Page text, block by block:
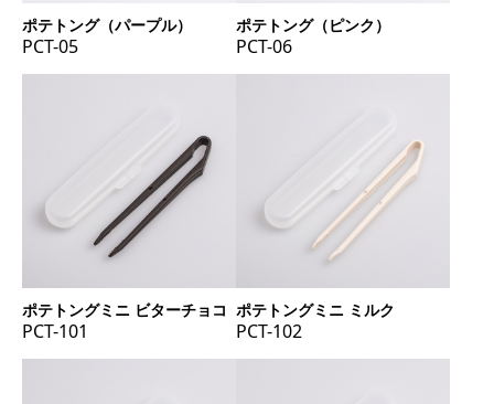
ポテトング（パープル）
PCT-05
ポテトング（ピンク）
PCT-06
ポテトングミニ ビターチョコ
PCT-101
ポテトングミニ ミルク
PCT-102